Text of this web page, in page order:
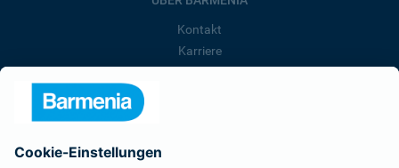
Kontakt
Karriere
Barmenia ist Teil der BarmeniaGothaer